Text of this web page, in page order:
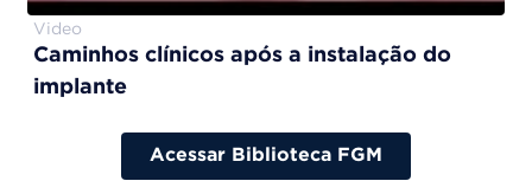
Video
Caminhos clínicos após a instalação do
implante
Acessar Biblioteca FGM